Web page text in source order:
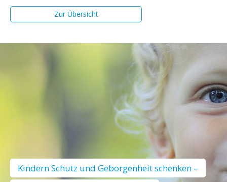
Zur Übersicht
Kindern Schutz und Geborgenheit schenken –